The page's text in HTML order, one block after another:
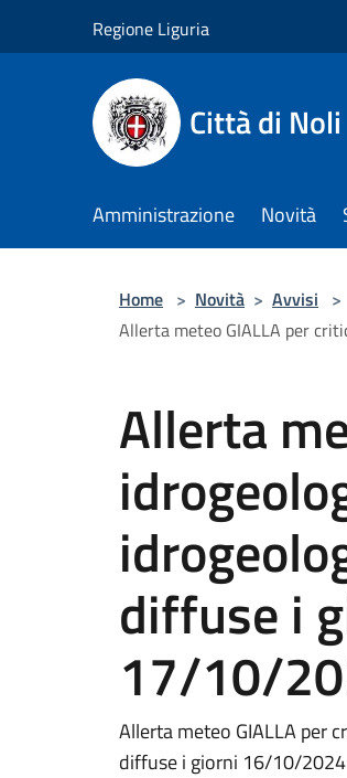
Regione Liguria
Città di Noli
Amministrazione Novità
Home > Novità > Avvisi >
Allerta meteo GIALLA per
Allerta
diffuse i
17/10/
Allerta meteo GIALLA per
diffuse i giorni 16/10/